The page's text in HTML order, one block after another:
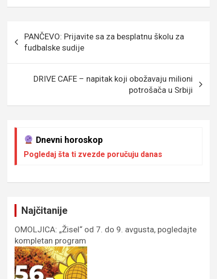
ce
o
o
k
tt ail s
g
e
se
g
er
er at
s
A
p
p
p
Кретање
чланка
PANČEVO: Prijavite sa za besplatnu školu za
fudbalske sudije
DRIVE CAFE – napitak koji obožavaju milioni
potrošača u Srbiji
Dnevni horoskop
Pogledaj šta ti zvezde poručuju danas
Najčitanije
OMOLJICA: „Žisel“ od 7. do 9. avgusta, pogledajte
kompletan program